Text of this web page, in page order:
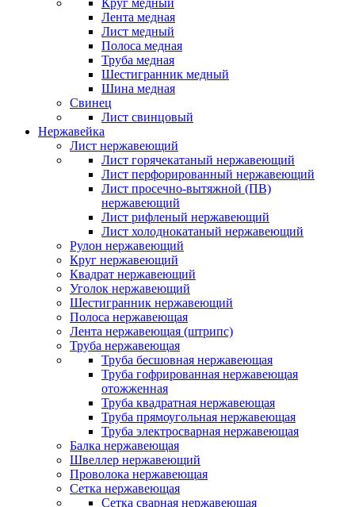
Круг медный
Лента медная
Лист медный
Полоса медная
Труба медная
Шестигранник медный
Шина медная
Свинец
Лист свинцовый
Нержавейка
Лист нержавеющий
Лист горячекатаный нержавеющий
Лист перфорированный нержавеющий
Лист просечно-вытяжной (ПВ)
нержавеющий
Лист рифленый нержавеющий
Лист холоднокатаный нержавеющий
Рулон нержавеющий
Круг нержавеющий
Квадрат нержавеющий
Уголок нержавеющий
Шестигранник нержавеющий
Полоса нержавеющая
Лента нержавеющая (штрипс)
Труба нержавеющая
Труба бесшовная нержавеющая
Труба гофрированная нержавеющая
отожженная
Труба квадратная нержавеющая
Труба прямоугольная нержавеющая
Труба электросварная нержавеющая
Балка нержавеющая
Швеллер нержавеющий
Проволока нержавеющая
Сетка нержавеющая
Сетка сварная нержавеющая